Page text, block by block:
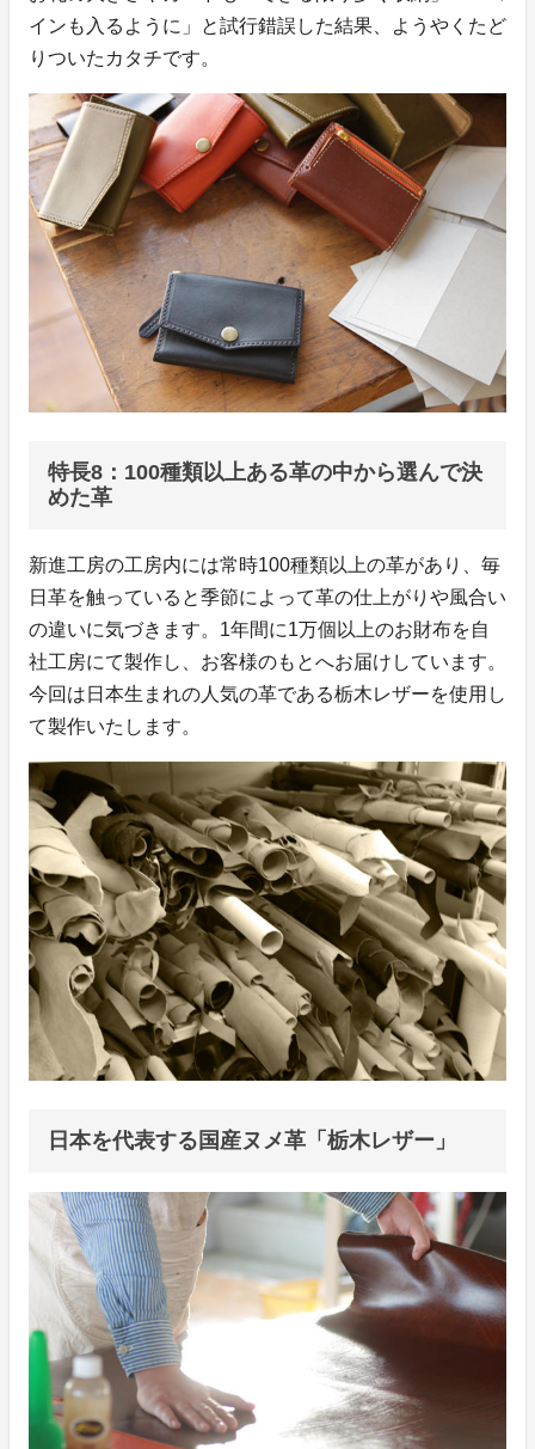
インも入るように」と試行錯誤した結果、ようやくたど
りついたカタチです。
特長8：100種類以上ある革の中から選んで決
めた革
新進工房の工房内には常時100種類以上の革があり、毎
日革を触っていると季節によって革の仕上がりや風合い
の違いに気づきます。1年間に1万個以上のお財布を自
社工房にて製作し、お客様のもとへお届けしています。
今回は日本生まれの人気の革である栃木レザーを使用し
て製作いたします。
日本を代表する国産ヌメ革「栃木レザー」